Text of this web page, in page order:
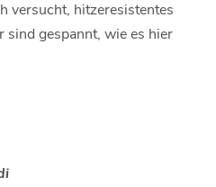
versucht, hitzeresistentes
gespannt, wie es hier